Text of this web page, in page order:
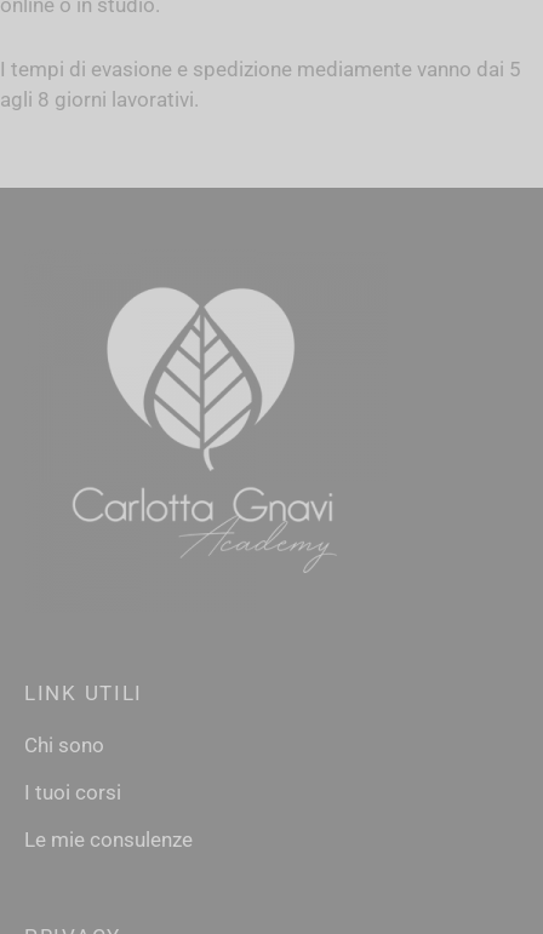
I tempi di evasione e spedizione mediamente vanno dai 5
agli 8 giorni lavorativi.
LINK UTILI
Chi sono
I tuoi corsi
Le mie consulenze